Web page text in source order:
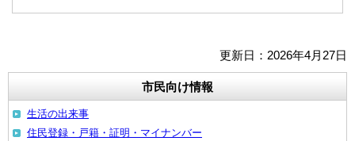
更新日：2026年4月27日
市民向け情報
生活の出来事
住民登録・戸籍・証明・マイナンバー